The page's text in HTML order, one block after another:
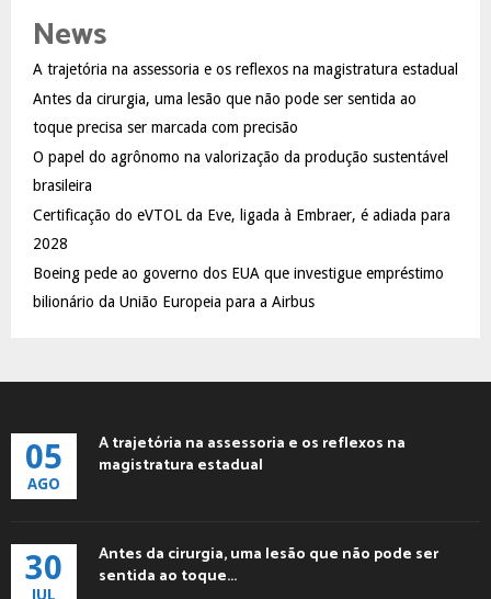
h
o
r
:
A
C
News
A trajetória na assessoria e os reflexos na magistratura estadual
Antes da cirurgia, uma lesão que não pode ser sentida ao
toque precisa ser marcada com precisão
O papel do agrônomo na valorização da produção sustentável
brasileira
Certificação do eVTOL da Eve, ligada à Embraer, é adiada para
2028
Boeing pede ao governo dos EUA que investigue empréstimo
bilionário da União Europeia para a Airbus
05
AGO
A trajetória na assessoria e os reflexos na
magistratura estadual
30
JUL
Antes da cirurgia, uma lesão que não pode ser
sentida ao toque...